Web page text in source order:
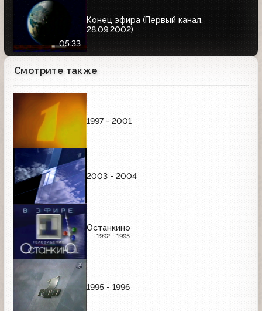
05:33
Конец эфира (Первый канал,
28.09.2002)
Смотрите также
1997 - 2001
2003 - 2004
Останкино
1992 - 1995
1995 - 1996